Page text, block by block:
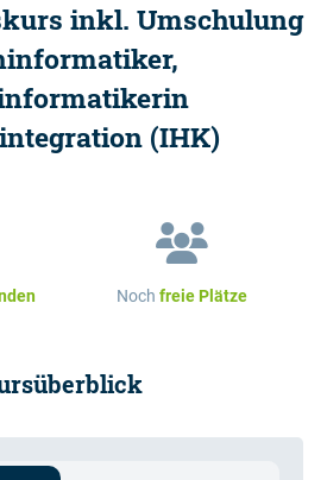
inkl. Umschulung
(IHK)
Noch freie Plätze